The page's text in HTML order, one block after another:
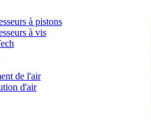
à pistons
à vis
de l'air
d'air